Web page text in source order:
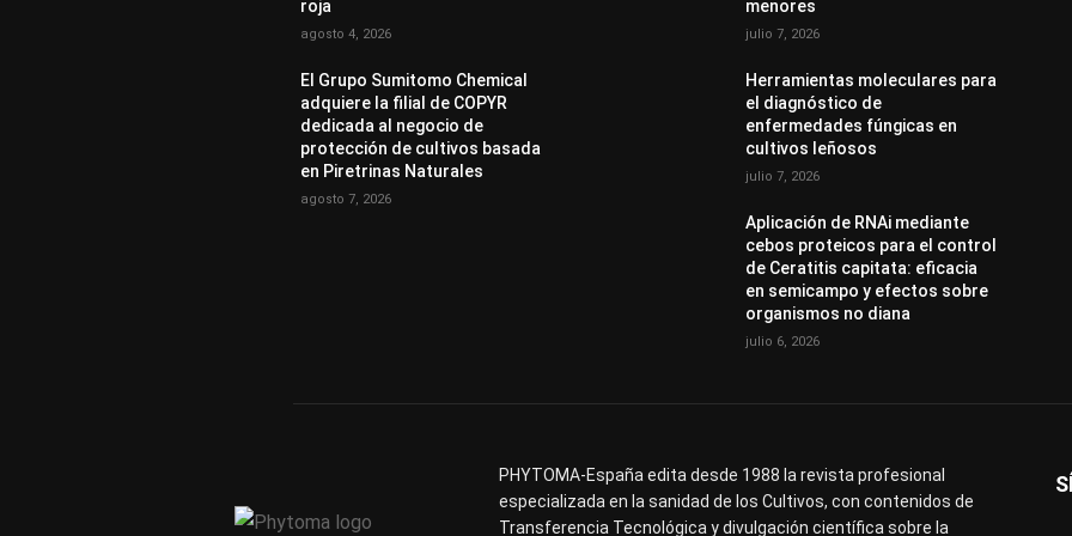
roja
agosto 4, 2026
El Grupo Sumitomo Chemical
adquiere la filial de COPYR
dedicada al negocio de
protección de cultivos basada
en Piretrinas Naturales
agosto 7, 2026
menores
julio 7, 2026
Herramientas moleculares para
el diagnóstico de
enfermedades fúngicas en
cultivos leñosos
julio 7, 2026
Aplicación de RNAi mediante
cebos proteicos para el control
de Ceratitis capitata: eficacia
en semicampo y efectos sobre
organismos no diana
julio 6, 2026
PHYTOMA-España edita desde 1988 la revista profesional
especializada en la sanidad de los Cultivos, con contenidos de
Transferencia Tecnológica y divulgación científica sobre la